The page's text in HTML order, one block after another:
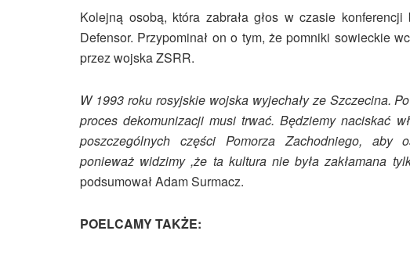
Kolejną osobą, która zabrała głos w czasie
Defensor. Przypominał on o tym, że pomniki sowieckie
przez wojska ZSRR.
W 1993 roku rosyjskie wojska wyjechały ze Szczecina.
proces dekomunizacji musi trwać. Będziemy naciskać
poszczególnych części Pomorza Zachodniego, aby
ponieważ widzimy ,że ta kultura nie była zakłamana
podsumował Adam Surmacz.
POELCAMY TAKŻE: